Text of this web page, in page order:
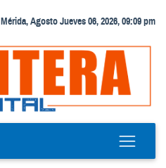
Mérida, Agosto Jueves 06, 2026, 09:09 pm